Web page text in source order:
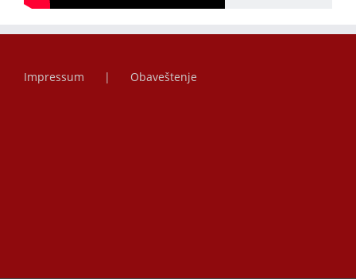
Impressum Obaveštenje